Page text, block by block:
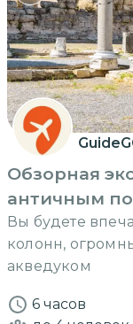
Обзорная
античным
Вы будете
колонн,
акведуком
6 часов